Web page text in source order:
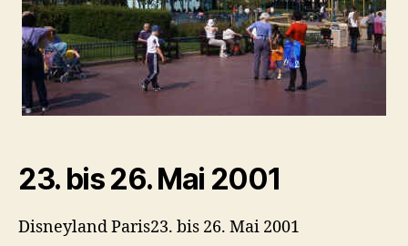
23. bis 26. Mai 2001
Disneyland Paris23. bis 26. Mai 2001